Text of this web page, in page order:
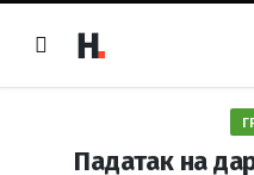
Падатак на